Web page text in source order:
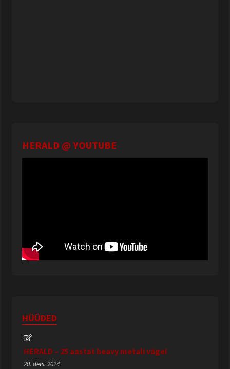
HERALD @ YOUTUBE
HÜÜDED
HERALD – 25 aastat heavy metali väge!
20. dets. 2024